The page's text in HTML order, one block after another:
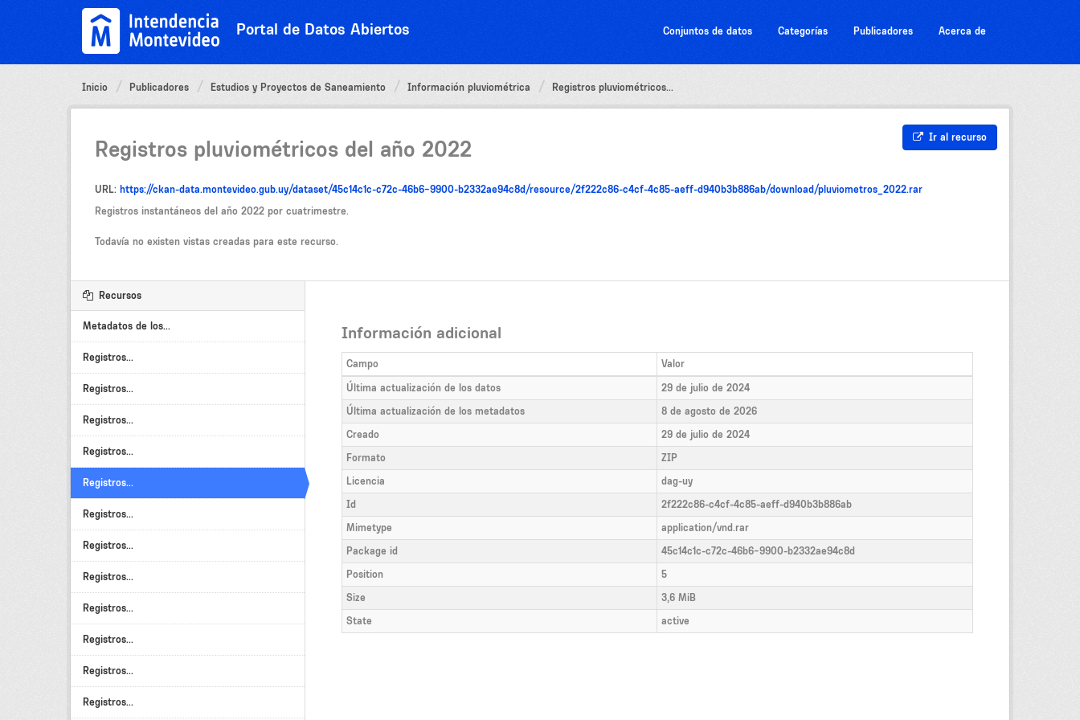
Portal de Datos Abiertos Conjuntos de datos Categorías Publicadores Acerca de
Inicio Publicadores Estudios y Proyectos de Saneamiento Información pluviométrica Registros pluviométricos...
Ir al recurso
Registros pluviométricos del año 2022
URL: https://ckan-data.montevideo.gub.uy/dataset/45c14c1c-c72c-46b6-9900-b2332ae94c8d/resource/2f222c86-c4cf-4c85-aeff-d940b3b886ab/download/pluviometros_2022.rar
Registros instantáneos del año 2022 por cuatrimestre.
Todavía no existen vistas creadas para este recurso.
Recursos
Metadatos de los...
Registros...
Registros...
Registros...
Registros...
Registros...
Registros...
Registros...
Registros...
Registros...
Registros...
Registros...
Registros...
Información adicional
Campo
Valor
Última actualización de los datos
29 de julio de 2024
Última actualización de los metadatos
8 de agosto de 2026
Creado
29 de julio de 2024
Formato
ZIP
Licencia
dag-uy
Id
2f222c86-c4cf-4c85-aeff-d940b3b886ab
Mimetype
application/vnd.rar
Package id
45c14c1c-c72c-46b6-9900-b2332ae94c8d
Position
5
Size
3,6 MiB
State
active